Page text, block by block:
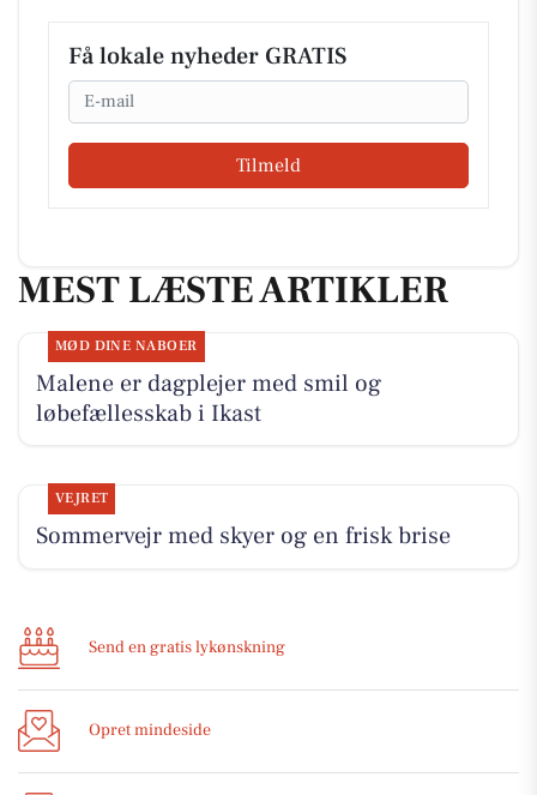
Få lokale nyheder GRATIS
Email
Tilmeld
MEST LÆSTE ARTIKLER
MØD DINE NABOER
Malene er dagplejer med smil og
løbefællesskab i Ikast
VEJRET
Sommervejr med skyer og en frisk brise
Send en gratis lykønskning
Opret mindeside